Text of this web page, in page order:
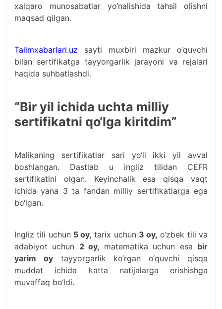
xalqaro munosabatlar yo‘nalishida tahsil olishni
maqsad qilgan.
Talimxabarlari.uz sayti muxbiri mazkur o‘quvchi
bilan sertifikatga tayyorgarlik jarayoni va rejalari
haqida suhbatlashdi.
“Bir yil ichida uchta milliy
sertifikatni qo‘lga kiritdim”
Malikaning sertifikatlar sari yo‘li ikki yil avval
boshlangan. Dastlab u ingliz tilidan CEFR
sertifikatini olgan. Keyinchalik esa qisqa vaqt
ichida yana 3 ta fandan milliy sertifikatlarga ega
bo‘lgan.
Ingliz tili uchun 5 oy, tarix uchun 3 oy, o‘zbek tili va
adabiyot uchun 2 oy, matematika uchun esa bir
yarim oytayyorgarlik ko‘rgan o‘quvchi qisqa
muddat ichida katta natijalarga erishishga
muvaffaq bo‘ldi.